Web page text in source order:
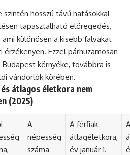
szintén hosszú távú hatásokkal
tapasztalható elöregedés,
ami különösen a kisebb falvakat
Ezzel párhuzamosan
környéke, továbbra is
vándorlók körében.
átlagos életkora nem
(2025)
A
népesség
száma
A férfiak
átlagéletkora,
év január 1.